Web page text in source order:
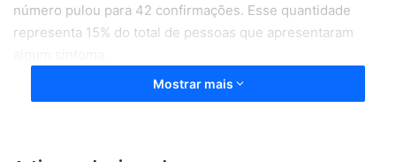
número pulou para 42 confirmações. Esse quantidade
representa 15% do total de pessoas que apresentaram
O número de síndromes gripais, também representa um
Mostrar mais